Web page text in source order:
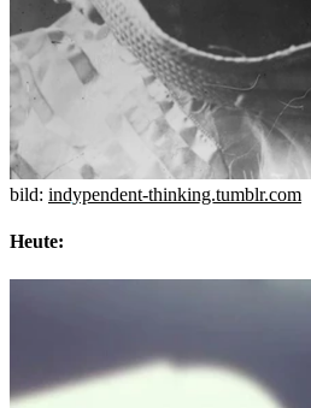
bild: indypendent-thinking.tumblr.com
Heute: